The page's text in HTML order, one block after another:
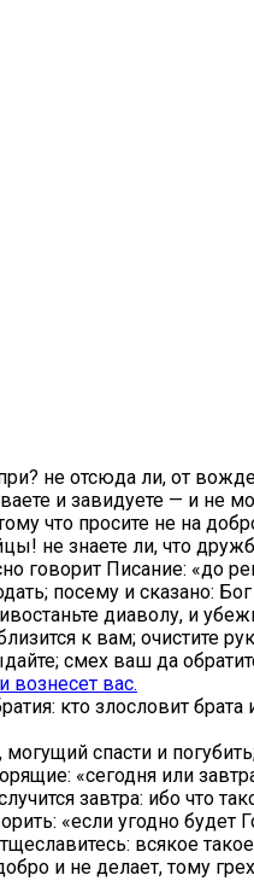
не отсюда ли, от
и завидуете — и не
что просите не на
не знаете ли, что
говорит Писание: «до
посему и сказано:
диаволу, и
к вам; очистите
смех ваш да
вознесет вас.
кто злословит
могущий спасти и
«сегодня или
завтра: ибо что
«если угодно
всякое
и не делает, тому